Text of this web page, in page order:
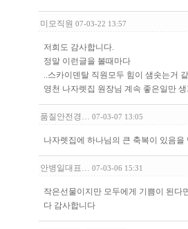
미모직원 07-03-22 13:57
저희도 감사합니다.
정말 이런글을 볼때마다
..스카이덴탈 직원모두 힘이 샘솟는거
영천 나자렛집 원장님 계속 좋은일만
품질안전경… 07-03-07 13:05
나자렛집에 하나님의 큰 축복이 있음을
안병일대표… 07-03-06 15:31
작은선물이지만 모두에게 기쁨이 된다
다 감사합니다